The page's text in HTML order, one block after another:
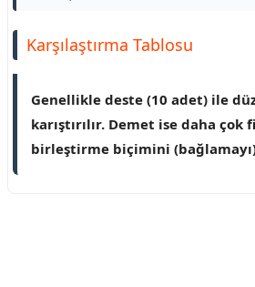
Karşılaştırma Tablosu
Genellikle deste (10 adet) ile
karıştırılır. Demet ise daha çok
birleştirme biçimini